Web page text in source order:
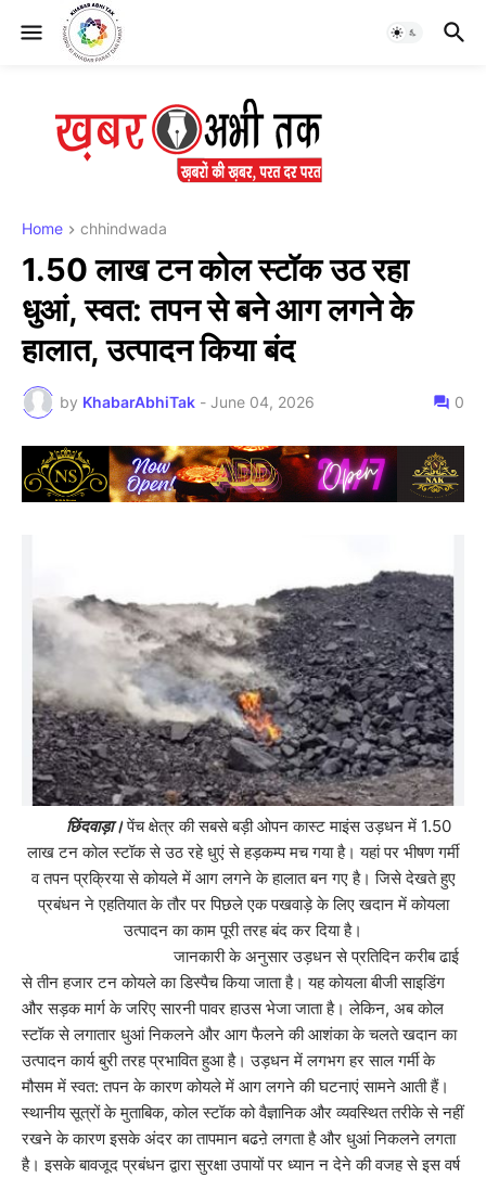
Home chhindwada
1.50 लाख टन कोल स्टॉक उठ रहा
धुआं, स्वत: तपन से बने आग लगने के
हालात, उत्पादन किया बंद
by KhabarAbhiTak - June 04, 2026 0
छिंदवाड़ा।पेंच क्षेत्र की सबसे बड़ी ओपन कास्ट माइंस उड़धन में 1.50
लाख टन कोल स्टॉक से उठ रहे धुएं से हड़कम्प मच गया है। यहां पर भीषण गर्मी
व तपन प्रक्रिया से कोयले में आग लगने के हालात बन गए है। जिसे देखते हुए
प्रबंधन ने एहतियात के तौर पर पिछले एक पखवाड़े के लिए खदान में कोयला
उत्पादन का काम पूरी तरह बंद कर दिया है।
जानकारी के अनुसार उड़धन से प्रतिदिन करीब ढाई
से तीन हजार टन कोयले का डिस्पैच किया जाता है। यह कोयला बीजी साइडिंग
और सड़क मार्ग के जरिए सारनी पावर हाउस भेजा जाता है। लेकिन, अब कोल
स्टॉक से लगातार धुआं निकलने और आग फैलने की आशंका के चलते खदान का
उत्पादन कार्य बुरी तरह प्रभावित हुआ है। उड़धन में लगभग हर साल गर्मी के
मौसम में स्वत: तपन के कारण कोयले में आग लगने की घटनाएं सामने आती हैं।
स्थानीय सूत्रों के मुताबिक, कोल स्टॉक को वैज्ञानिक और व्यवस्थित तरीके से नहीं
रखने के कारण इसके अंदर का तापमान बढऩे लगता है और धुआं निकलने लगता
है। इसके बावजूद प्रबंधन द्वारा सुरक्षा उपायों पर ध्यान न देने की वजह से इस वर्ष